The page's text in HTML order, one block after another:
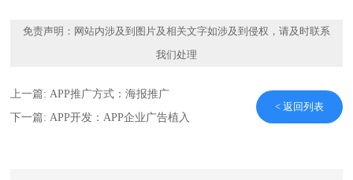
免责声明：网站内涉及到图片及相关文字如涉及到侵权，请及时联系
我们处理
上一篇:APP推广方式：海报推广
下一篇:APP开发：APP企业广告植入
< 返回列表